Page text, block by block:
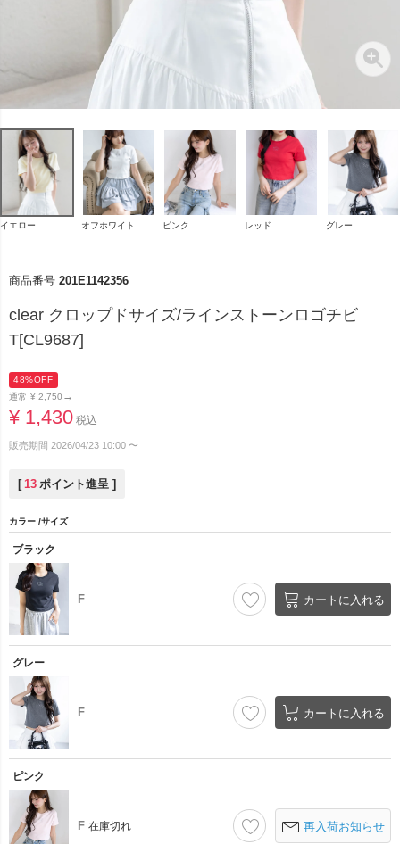
イエロー オフホワイト ピンク レッド グレー
商品番号 201E1142356
clear クロップドサイズ/ラインストーンロゴチビ
T[CL9687]
48%OFF
通常 ¥ 2,750 →
¥ 1,430 税込
販売期間 2026/04/23 10:00 〜
[ 13 ポイント進呈 ]
カラー サイズ
ブラック
F カートに入れる
グレー
F カートに入れる
ピンク
F 在庫切れ 再入荷お知らせ